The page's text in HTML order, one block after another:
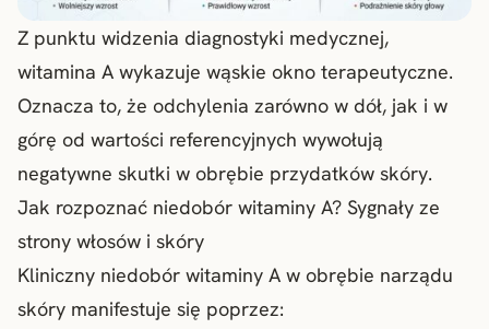
Z punktu widzenia diagnostyki medycznej,
witamina A wykazuje wąskie okno terapeutyczne.
Oznacza to, że odchylenia zarówno w dół, jak i w
górę od wartości referencyjnych wywołują
negatywne skutki w obrębie przydatków skóry.
Jak rozpoznać niedobór witaminy A? Sygnały ze
strony włosów i skóry
Kliniczny niedobór witaminy A w obrębie narządu
skóry manifestuje się poprzez: